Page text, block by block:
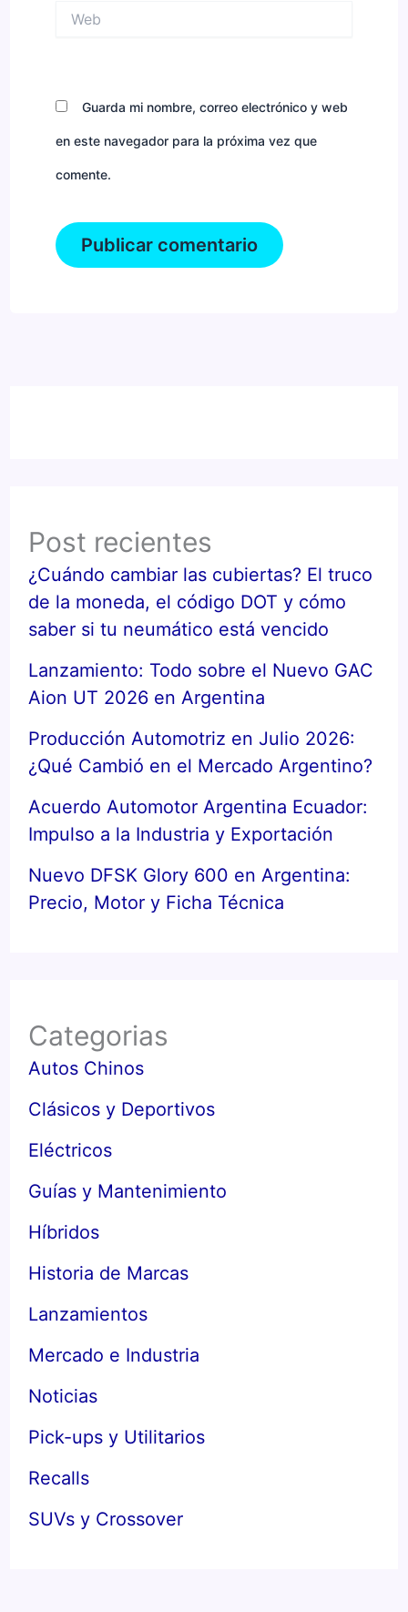
Guarda mi nombre, correo electrónico y web
en este navegador para la próxima vez que
comente.
Post recientes
¿Cuándo cambiar las cubiertas? El truco
de la moneda, el código DOT y cómo
saber si tu neumático está vencido
Lanzamiento: Todo sobre el Nuevo GAC
Aion UT 2026 en Argentina
Producción Automotriz en Julio 2026:
¿Qué Cambió en el Mercado Argentino?
Acuerdo Automotor Argentina Ecuador:
Impulso a la Industria y Exportación
Nuevo DFSK Glory 600 en Argentina:
Precio, Motor y Ficha Técnica
Categorias
Autos Chinos
Clásicos y Deportivos
Eléctricos
Guías y Mantenimiento
Híbridos
Historia de Marcas
Lanzamientos
Mercado e Industria
Noticias
Pick-ups y Utilitarios
Recalls
SUVs y Crossover